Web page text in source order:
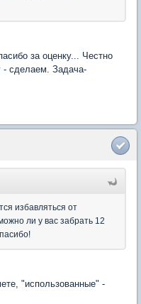
за оценку... Честно
- сделаем. Задача-
избавляться от
ли у вас забрать 12
"использованные" -